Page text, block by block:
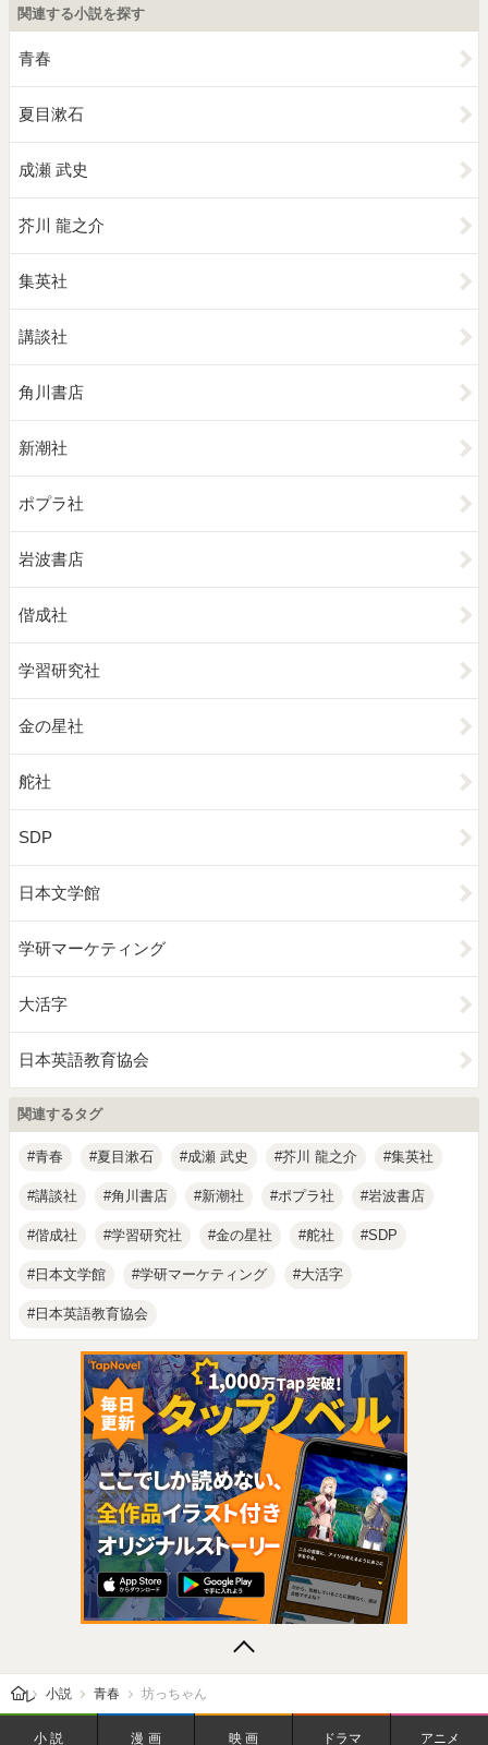
関連する小説を探す
青春
夏目漱石
成瀬 武史
芥川 龍之介
集英社
講談社
角川書店
新潮社
ポプラ社
岩波書店
偕成社
学習研究社
金の星社
舵社
SDP
日本文学館
学研マーケティング
大活字
日本英語教育協会
関連するタグ
青春 夏目漱石 成瀬 武史 芥川 龍之介 集英社
講談社 角川書店 新潮社 ポプラ社 岩波書店
偕成社 学習研究社 金の星社 舵社 SDP
日本文学館 学研マーケティング 大活字
日本英語教育協会
レビューン トップ
小説 青春 坊っちゃん
小説 漫画 映画 ドラマ アニメ